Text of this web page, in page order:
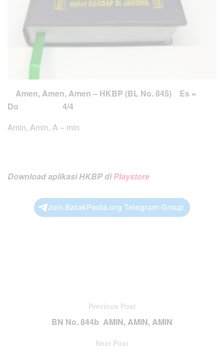
Amen, Amen, Amen – HKBP (BL No. 845) Es =
Do 4/4
Amin, Amin, A – min
Download aplikasi HKBP diPlaystore
Join BatakPedia.org Telegram Group
Previous Post
BN No. 844b AMIN, AMIN, AMIN
Next Post